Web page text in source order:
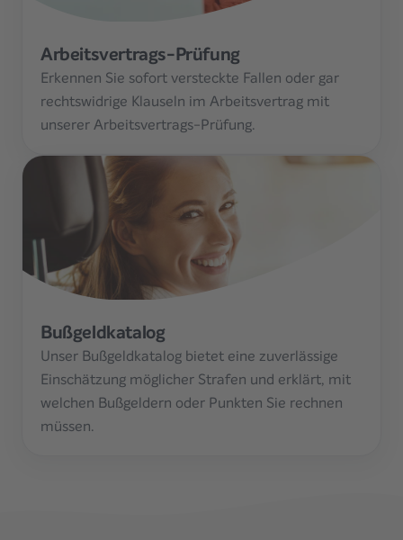
Arbeitsvertrags-Prüfung
Erkennen Sie sofort versteckte Fallen oder gar
rechtswidrige Klauseln im Arbeitsvertrag mit
unserer Arbeitsvertrags-Prüfung.
Bußgeldkatalog
Unser Bußgeldkatalog bietet eine zuverlässige
Einschätzung möglicher Strafen und erklärt, mit
welchen Bußgeldern oder Punkten Sie rechnen
müssen.